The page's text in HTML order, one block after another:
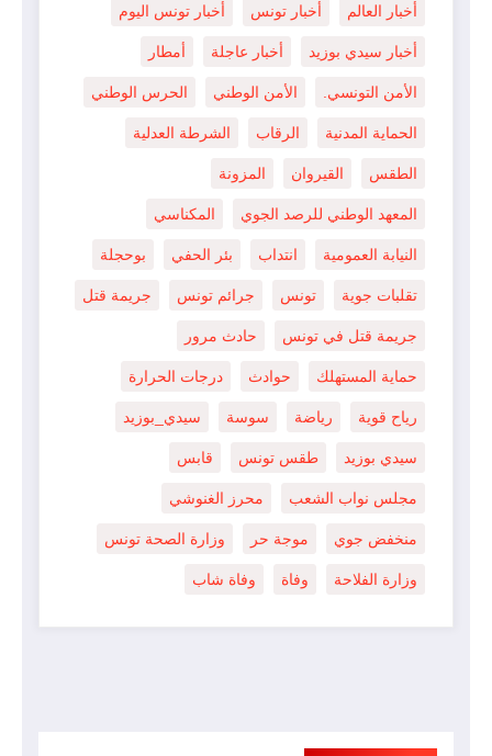
أخبار العالم أخبار تونس أخبار تونس اليوم
أخبار سيدي بوزيد أخبار عاجلة أمطار
الأمن التونسي. الأمن الوطني الحرس الوطني
الحماية المدنية الرقاب الشرطة العدلية
الطقس القيروان المزونة
المعهد الوطني للرصد الجوي المكناسي
النيابة العمومية انتداب بئر الحفي بوحجلة
تقلبات جوية تونس جرائم تونس جريمة قتل
جريمة قتل في تونس حادث مرور
حماية المستهلك حوادث درجات الحرارة
رياح قوية رياضة سوسة سيدي_بوزيد
سيدي بوزيد طقس تونس قابس
مجلس نواب الشعب محرز الغنوشي
منخفض جوي موجة حر وزارة الصحة تونس
وزارة الفلاحة وفاة وفاة شاب